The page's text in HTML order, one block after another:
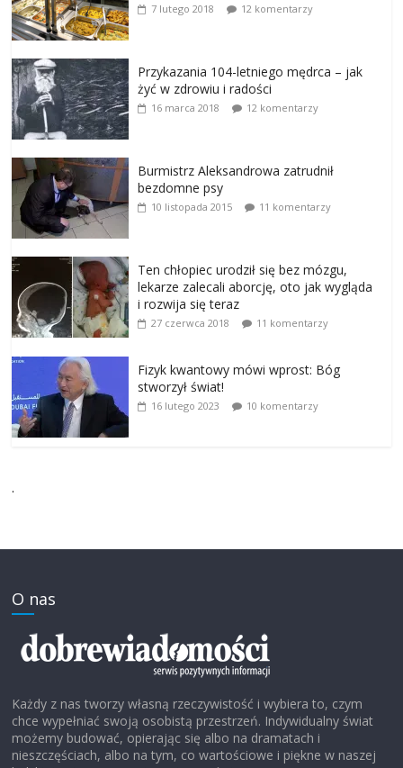
7 lutego 2018 12 komentarzy
Przykazania 104-letniego mędrca – jak
żyć w zdrowiu i radości
16 marca 2018 12 komentarzy
Burmistrz Aleksandrowa zatrudnił
bezdomne psy
10 listopada 2015 11 komentarzy
Ten chłopiec urodził się bez mózgu,
lekarze zalecali aborcję, oto jak wygląda
i rozwija się teraz
27 czerwca 2018 11 komentarzy
Fizyk kwantowy mówi wprost: Bóg
stworzył świat!
16 lutego 2023 10 komentarzy
.
O nas
Każdy z nas tworzy własną rzeczywistość i wybiera to, czym
chce wypełniać swoją osobistą przestrzeń. Indywidualny świat
możemy budować, opierając się albo na dramatach i
nieszczęściach, albo na tym, co wartościowe i piękne w naszej